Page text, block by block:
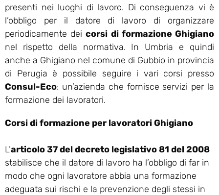
presenti nei luoghi di lavoro. Di conseguenza vi è
l’obbligo per il datore di lavoro di organizzare
periodicamente deicorsi di formazione Ghigiano
nel rispetto della normativa. In Umbria e quindi
anche a Ghigiano nel comune di Gubbio in provincia
di Perugia è possibile seguire i vari corsi presso
Consul-Eco: un’azienda che fornisce servizi per la
formazione dei lavoratori.
Corsi di formazione per lavoratori Ghigiano
L’articolo 37 del decreto legislativo 81 del 2008
stabilisce che il datore di lavoro ha l’obbligo di far in
modo che ogni lavoratore abbia una formazione
adeguata sui rischi e la prevenzione degli stessi in